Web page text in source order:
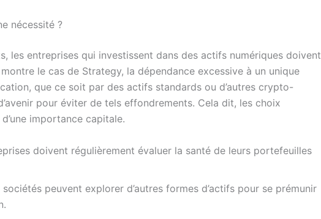
nécessité ?
les entreprises qui investissent dans des actifs numériques doivent
le cas de Strategy, la dépendance excessive à un unique
que ce soit par des actifs standards ou d’autres crypto-
pour éviter de tels effondrements. Cela dit, les choix
importance capitale.
doivent régulièrement évaluer la santé de leurs portefeuilles
sociétés peuvent explorer d’autres formes d’actifs pour se prémunir